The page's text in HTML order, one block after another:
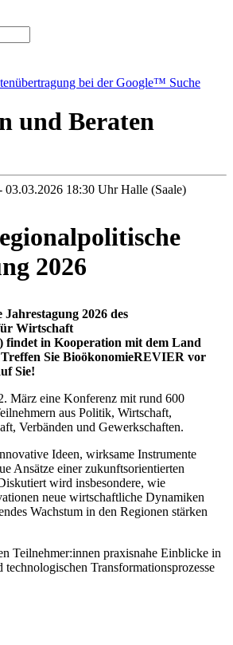
bei der Google™ Suche
und Beraten
03.03.2026 18:30 UhrHalle (Saale)
2026
2026 des
Wirtschaft
findet in Kooperation mit dem Land
Sie BioökonomieREVIER vor
Sie!
März eine Konferenz mit rund 600
aus Politik, Wirtschaft,
Verbänden und Gewerkschaften.
Ideen, wirksame Instrumente
Ansätze einer zukunftsorientierten
wird insbesondere, wie
neue wirtschaftliche Dynamiken
Wachstum in den Regionen stärken
Teilnehmer:innen praxisnahe Einblicke in
Transformationsprozesse